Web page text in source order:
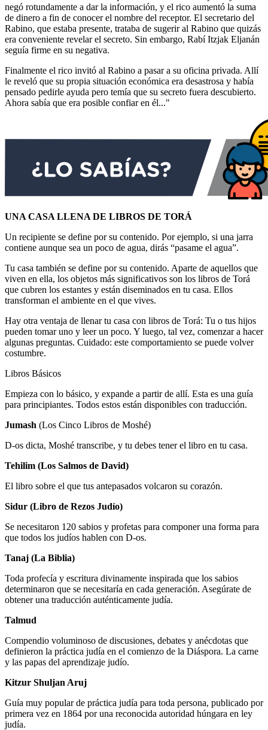
negó rotundamente a dar la información, y el rico aumentó la suma
de dinero a fin de conocer el nombre del receptor. El secretario del
Rabino, que estaba presente, trataba de sugerir al Rabino que quizás
era conveniente revelar el secreto. Sin embargo, Rabí Itzjak Eljanán
seguía firme en su negativa.
Finalmente el rico invitó al Rabino a pasar a su oficina privada. Allí
le reveló que su propia situación económica era desastrosa y había
pensado pedirle ayuda pero temía que su secreto fuera descubierto.
Ahora sabía que era posible confiar en él..."
UNA CASA LLENA DE LIBROS DE TORÁ
Un recipiente se define por su contenido. Por ejemplo, si una jarra
contiene aunque sea un poco de agua, dirás “pasame el agua”.
Tu casa también se define por su contenido. Aparte de aquellos que
viven en ella, los objetos más significativos son los libros de Torá
que cubren los estantes y están diseminados en tu casa. Ellos
transforman el ambiente en el que vives.
Hay otra ventaja de llenar tu casa con libros de Torá: Tu o tus hijos
pueden tomar uno y leer un poco. Y luego, tal vez, comenzar a hacer
algunas preguntas. Cuidado: este comportamiento se puede volver
costumbre.
Libros Básicos
Empieza con lo básico, y expande a partir de allí. Esta es una guía
para principiantes. Todos estos están disponibles con traducción.
Jumash (Los Cinco Libros de Moshé)
D-os dicta, Moshé transcribe, y tu debes tener el libro en tu casa.
Tehilim (Los Salmos de David)
El libro sobre el que tus antepasados volcaron su corazón.
Sidur (Libro de Rezos Judío)
Se necesitaron 120 sabios y profetas para componer una forma para
que todos los judíos hablen con D-os.
Tanaj (La Biblia)
Toda profecía y escritura divinamente inspirada que los sabios
determinaron que se necesitaría en cada generación. Asegúrate de
obtener una traducción auténticamente judía.
Talmud
Compendio voluminoso de discusiones, debates y anécdotas que
definieron la práctica judía en el comienzo de la Diáspora. La carne
y las papas del aprendizaje judío.
Kitzur Shuljan Aruj
Guía muy popular de práctica judía para toda persona, publicado por
primera vez en 1864 por una reconocida autoridad húngara en ley
judía.